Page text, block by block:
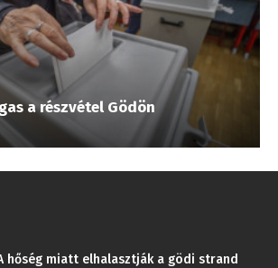
a részvétel Gödön
hőség miatt elhalasztják a gödi strand